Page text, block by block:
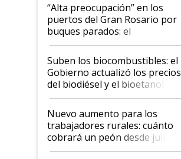
“Alta preocupación” en los
puertos del Gran Rosario por
buques parados: el
funcionamiento de las
exportadoras en tensión tras
la medida de fuerza de los
prácticos
Suben los biocombustibles: el
Gobierno actualizó los precios
del biodiésel y el bioetanol
Nuevo aumento para los
trabajadores rurales: cuánto
cobrará un peón desde julio